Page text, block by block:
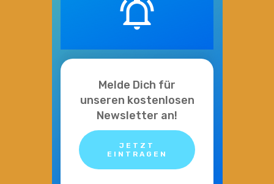
Melde Dich für
unseren kostenlosen
Newsletter an!
JETZT
EINTRAGEN